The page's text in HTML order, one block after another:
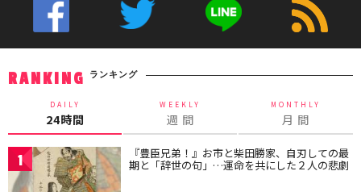
RANKING ランキング
DAILY
24時間
WEEKLY
週 間
MONTHLY
月 間
1 『豊臣兄弟！』お市と柴田勝家、自刃しての最
期と「辞世の句」…運命を共にした２人の悲劇